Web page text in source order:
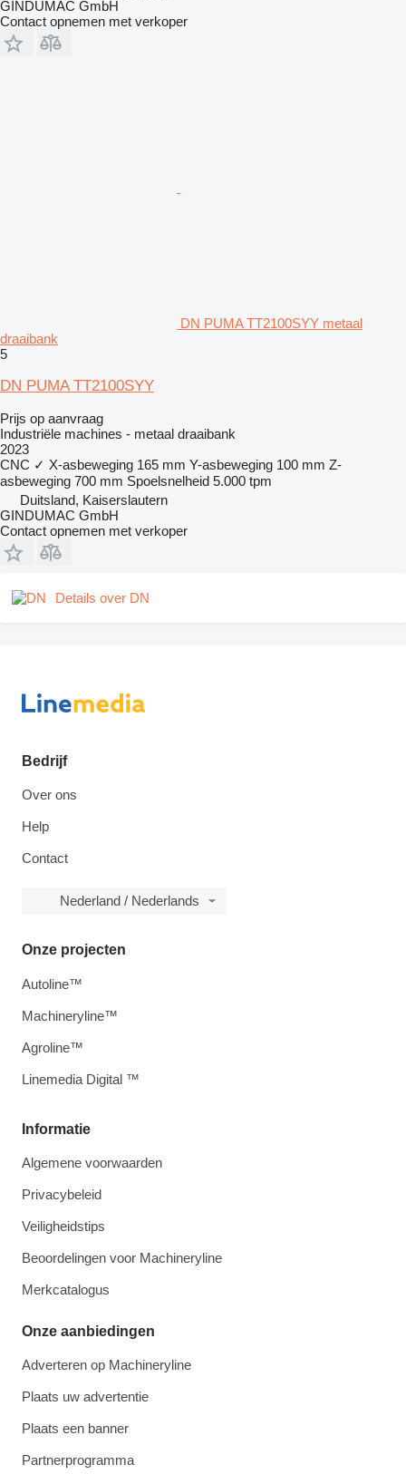
GINDUMAC GmbH
Contact opnemen met verkoper
DN PUMA TT2100SYY metaal
draaibank
5
DN PUMA TT2100SYY
Prijs op aanvraag
Industriële machines - metaal draaibank
2023
CNC ✓ X-asbeweging 165 mm Y-asbeweging 100 mm Z-
asbeweging 700 mm Spoelsnelheid 5.000 tpm
Duitsland, Kaiserslautern
GINDUMAC GmbH
Contact opnemen met verkoper
Details over DN
Bedrijf
Over ons
Help
Contact
Nederland / Nederlands
Informatie
Algemene voorwaarden
Privacybeleid
Veiligheidstips
Beoordelingen voor Machineryline
Merkcatalogus
Onze aanbiedingen
Adverteren op Machineryline
Plaats uw advertentie
Plaats een banner
Partnerprogramma
Onze projecten
Autoline™
Machineryline™
Agroline™
Linemedia Digital ™